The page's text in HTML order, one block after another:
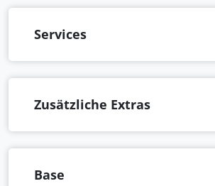
Services
Zusätzliche Extras
Base